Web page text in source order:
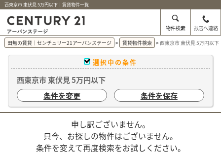
西東京市 東伏見 5万円以下｜賃貸物件一覧
物件検索
お店へ連絡
田無の賃貸｜センチュリー21アーバンステージ
賃貸物件検索 西東京市 東伏見 5万円以
選択中の条件
西東京市 東伏見 5万円以下
条件を変更
条件を保存
申し訳ございません。
只今、お探しの物件はございません。
条件を変えて再度検索をお試しください。